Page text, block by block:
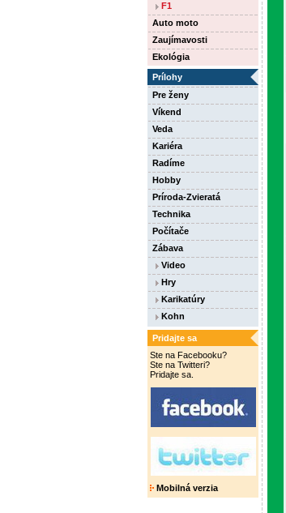
F1
Auto moto
Zaujímavosti
Ekológia
Prílohy
Pre ženy
Víkend
Veda
Kariéra
Radíme
Hobby
Príroda-Zvieratá
Technika
Počítače
Zábava
Video
Hry
Karikatúry
Kohn
Pridajte sa
Ste na Facebooku?
Ste na Twitteri?
Pridajte sa.
Mobilná verzia